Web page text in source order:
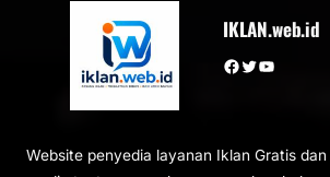
IKLAN.web.id
Facebook Twitter YouTube
Website penyedia layanan Iklan Gratis